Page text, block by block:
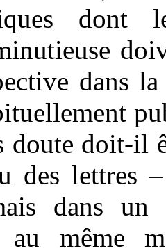
dont
dans
doute doit-il
des lettres
dans un
au même